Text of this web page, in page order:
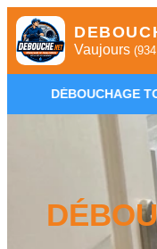
Vaujours
TOILETTES